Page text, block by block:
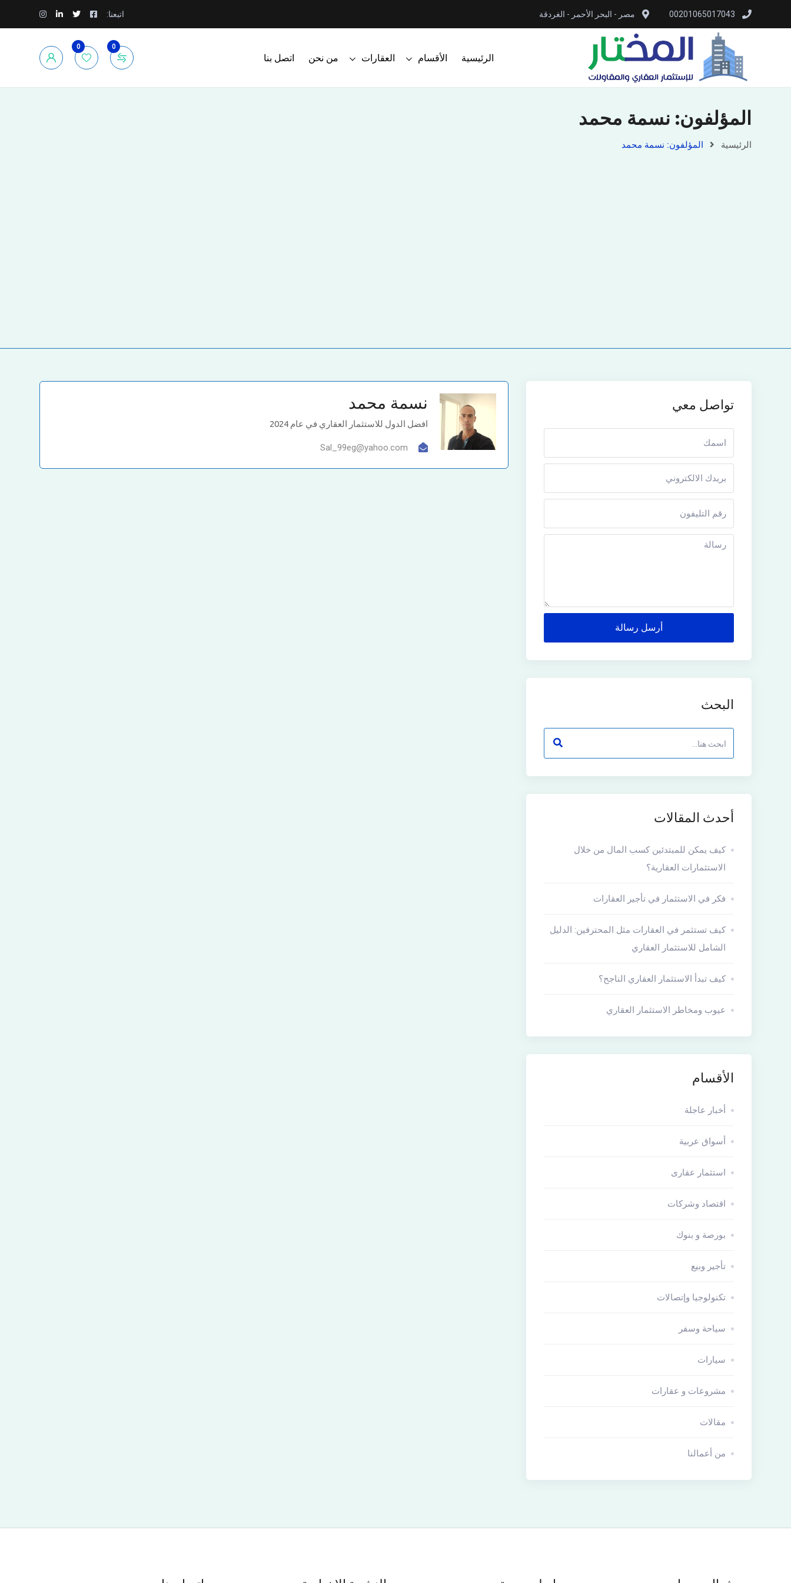
00201065017043 مصر - البحر الأحمر - الغردقة اتبعنا:
الرئيسية الأقسام العقارات من نحن اتصل بنا
0
0
المؤلفون: نسمة محمد
الرئيسية المؤلفون: نسمة محمد
نسمة محمد
افضل الدول للاستثمار العقاري في عام 2024
Sal_99eg@yahoo.com
تواصل معي
أرسل رسالة
البحث
أحدث المقالات
كيف يمكن للمبتدئين كسب المال من خلال
الاستثمارات العقارية؟
فكر في الاستثمار في تأجير العقارات
كيف تستثمر في العقارات مثل المحترفين: الدليل
الشامل للاستثمار العقاري
كيف تبدأ الاستثمار العقاري الناجح؟
عيوب ومخاطر الاستثمار العقاري
الأقسام
أخبار عاجلة
أسواق عربية
استثمار عقارى
اقتصاد وشركات
بورصة و بنوك
تأجير وبيع
تكنولوجيا وإتصالات
سياحة وسفر
سيارات
مشروعات و عقارات
مقالات
من أعمالنا